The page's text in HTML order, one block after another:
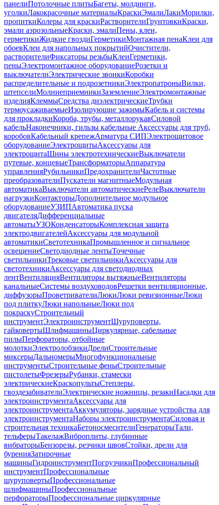
панелиПотолочные плитыБагеты, молдинги,
уголкиЛакокрасочные материалыКраскиЭмалиЛакиМорилки,
пропиткиКолеры для краскиРастворителиГрунтовкиКраски,
эмали аэрозольныеКраски, эмалиПены, клеи,
герметикиЖидкие гвоздиГерметикиМонтажная пенаКлеи для
обоевКлеи для напольных покрытийОчистители,
растворителиФиксаторы резьбыКлеиГерметики,
пеныЭлектромонтажное оборудованиеРозетки и
выключателиЭлектрические звонкиКоробки
распределительные и подрозетникиЭлектропатроныВилки,
штепселиМолниеприемникиЗаземлениеЭлектромонтажные
изделияКлеммыСредства диэлектрическиеТрубки
термоусаживаемыеИзолирующие зажимыКабель и системы
для прокладкиКороба, трубы, металлорукавСиловой
кабельНаконечники, гильзы кабельные Аксессуары для труб,
коробовКабельный крепежАрматура СИПЭлектрощитовое
оборудованиеЭлектрощитыАксессуары для
электрощитаШины электротехническиеВыключатели
путевые, концевыеТрансформаторыАппаратура
управленияРубильникиПредохранителиЧастотные
преобразователиПускатели магнитныеМодульная
автоматикаВыключатели автоматическиеРелеВыключатели
нагрузкиКонтакторыДополнительное модульное
оборудованиеУЗИПАвтоматика пуска
двигателяДифференциальные
автоматыУЗОКонденсаторыКомплексная защита
электродвигателейАксессуары для модульной
автоматикиСветотехникаПромышленное и сигнальное
освещениеСветодиодные лентыТочечные
светильникиТрековые светильникиАксессуары для
светотехникиАксессуары для светодиодных
лентВентиляцияВентиляторы вытяжныеВентиляторы
канальныеСистемы воздуховодовРешетки вентиляционные,
диффузорыПроветривателиЛюкиЛюки ревизионныеЛюки
под плиткуЛюки напольныеЛюки под
покраскуСтроительный
инструментЭлектроинструментШуруповерты,
гайковертыШлифмашиныЦиркулярные, сабельные
пилыПерфораторы, отбойные
молоткиЭлектролобзикиДрелиСтроительные
миксерыДальномерыМногофункциональные
инструментыСтроительные феныСтроительные
пистолетыФрезерыРубанки, стамески
электрическиеКраскопультыСтеплеры,
гвоздезабивателиЭлектрические ножницы, резакиНасадки для
электроинструментаАксессуары для
электроинструментаАккумуляторы, зарядные устройства для
электроинструментаНаборы электроинструментаСиловая и
строительная техникаБетоносмесителиГенераторыТали,
тельферыТакелажВиброплиты, глубинные
вибраторыБензорезы, резчики швовСтойки, дрели для
буренияЗатирочные
машиныГидроинструментПогрузчикиПрофессиональный
инструментПрофессиональные
шуруповертыПрофессиональные
шлифмашиныПрофессиональные
перфораторыПрофессиональные циркулярные